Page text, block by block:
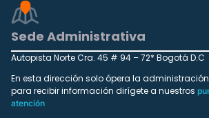
Sede Administrativa
Autopista Norte Cra. 45 # 94 – 72* Bogotá D.C
En esta dirección solo ópera la
para recibir información dirígete a nuestros
atención